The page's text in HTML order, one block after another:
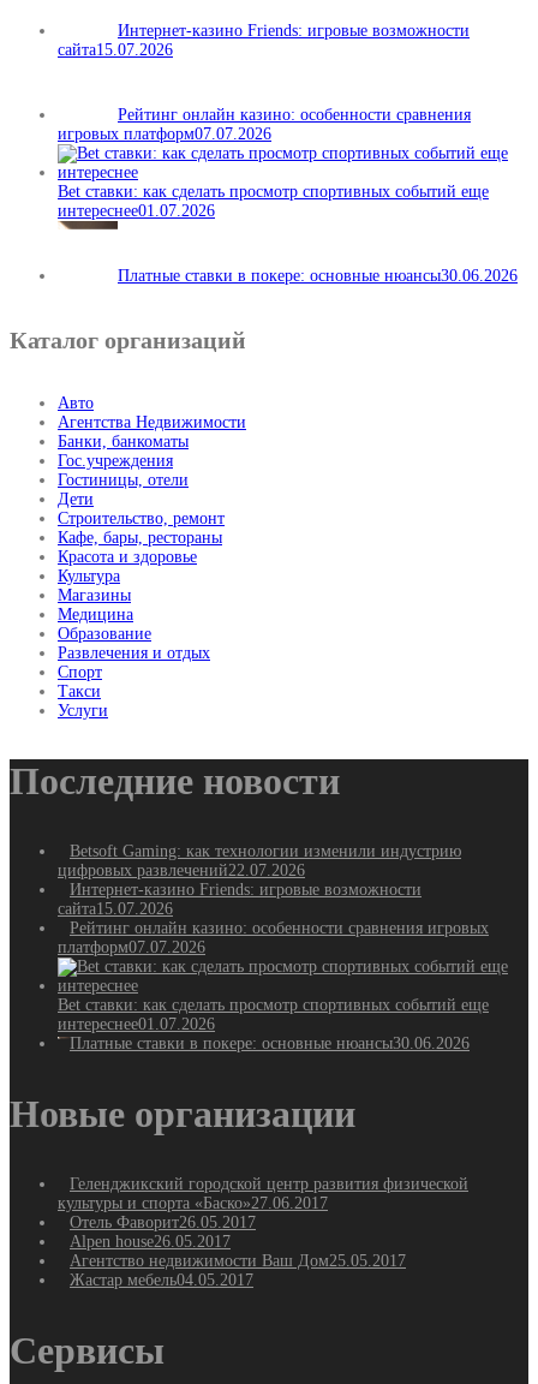
Интернет-казино Friends: игровые возможности
сайта15.07.2026
Рейтинг онлайн казино: особенности сравнения
игровых платформ07.07.2026
Bet ставки: как сделать просмотр спортивных событий еще
интереснее01.07.2026
Платные ставки в покере: основные нюансы30.06.2026
Каталог организаций
Авто
Агентства Недвижимости
Банки, банкоматы
Гос.учреждения
Гостиницы, отели
Дети
Строительство, ремонт
Кафе, бары, рестораны
Красота и здоровье
Культура
Магазины
Медицина
Образование
Развлечения и отдых
Спорт
Такси
Услуги
Последние новости
Betsoft Gaming: как технологии изменили индустрию
цифровых развлечений22.07.2026
Интернет-казино Friends: игровые возможности
сайта15.07.2026
Рейтинг онлайн казино: особенности сравнения игровых
платформ07.07.2026
Bet ставки: как сделать просмотр спортивных событий еще
интереснее01.07.2026
Платные ставки в покере: основные нюансы30.06.2026
Новые организации
Геленджикский городской центр развития физической
культуры и спорта «Баско»27.06.2017
Отель Фаворит26.05.2017
Alpen house26.05.2017
Агентство недвижимости Ваш Дом25.05.2017
Жастар мебель04.05.2017
Сервисы